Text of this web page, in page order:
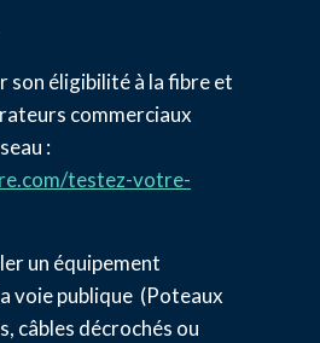
éligibilité à la fibre et
commerciaux
:
testez-votre-
équipement
voie publique (Poteaux
câbles décrochés ou